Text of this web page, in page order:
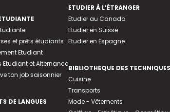
et prêts étudiants
Etudiant
Etudiant et Alternance
ton job saisonnier
DE LANGUES
ETUDIER À L’ÉTRANGER
Etudier au Canada
Etudier en Suisse
Etudier en Espagne
BIBLIOTHEQUE DES TECHNIQUES
Cuisine
Transports
Mode - Vêtements